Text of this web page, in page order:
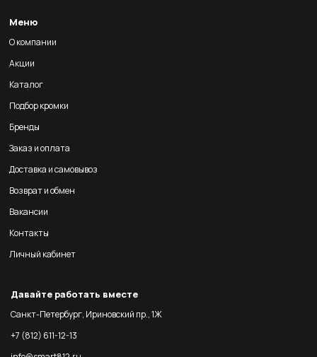
Меню
О компании
Акции
Каталог
Подбор кромки
Бренды
Заказ и оплата
Доставка и самовывоз
Возврат и обмен
Вакансии
Контакты
Личный кабинет
Давайте работать вместе
Санкт-Петербург, Ириновский пр., 1Ж
+7 (812) 611-12-13